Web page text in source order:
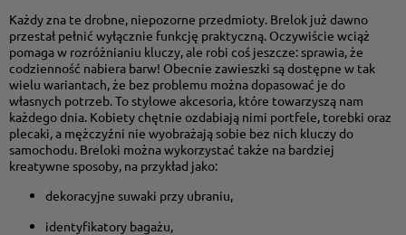
Każdy zna te drobne, niepozorne przedmioty. Brelok już dawno
przestał pełnić wyłącznie funkcję praktyczną. Oczywiście wciąż
pomaga w rozróżnianiu kluczy, ale robi coś jeszcze: sprawia, że
codzienność nabiera barw! Obecnie zawieszki są dostępne w tak
wielu wariantach, że bez problemu można dopasować je do
własnych potrzeb. To stylowe akcesoria, które towarzyszą nam
każdego dnia. Kobiety chętnie ozdabiają nimi portfele, torebki oraz
plecaki, a mężczyźni nie wyobrażają sobie bez nich kluczy do
samochodu. Breloki można wykorzystać także na bardziej
kreatywne sposoby, na przykład jako:
dekoracyjne suwaki przy ubraniu,
identyfikatory bagażu,